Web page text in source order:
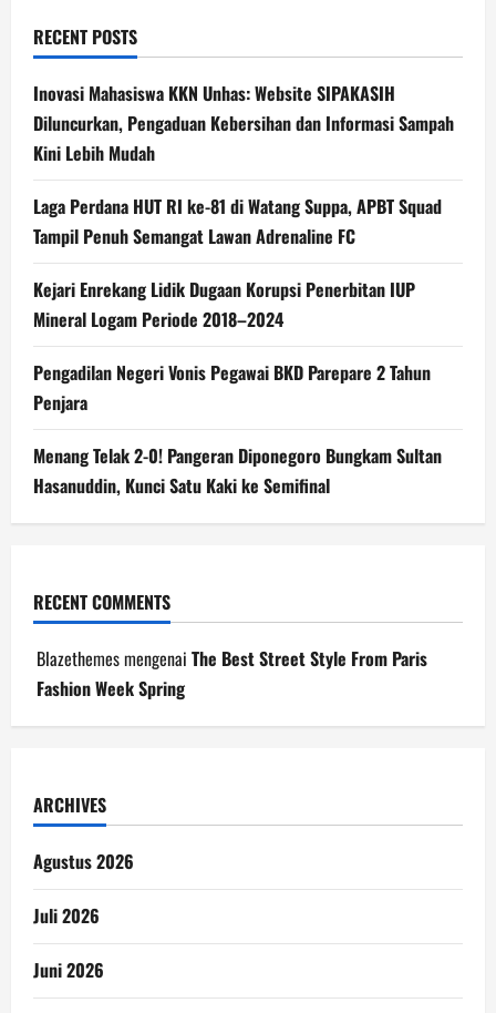
RECENT POSTS
Inovasi Mahasiswa KKN Unhas: Website SIPAKASIH
Diluncurkan, Pengaduan Kebersihan dan Informasi Sampah
Kini Lebih Mudah
Laga Perdana HUT RI ke-81 di Watang Suppa, APBT Squad
Tampil Penuh Semangat Lawan Adrenaline FC
Kejari Enrekang Lidik Dugaan Korupsi Penerbitan IUP
Mineral Logam Periode 2018–2024
Pengadilan Negeri Vonis Pegawai BKD Parepare 2 Tahun
Penjara
Menang Telak 2-0! Pangeran Diponegoro Bungkam Sultan
Hasanuddin, Kunci Satu Kaki ke Semifinal
RECENT COMMENTS
Blazethemesmengenai The Best Street Style From Paris
Fashion Week Spring
ARCHIVES
Agustus 2026
Juli 2026
Juni 2026